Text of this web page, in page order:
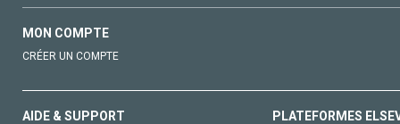
MON COMPTE
CRÉER UN COMPTE
AIDE & SUPPORT PLATEFORMES